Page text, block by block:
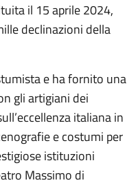
il 15 aprile 2024,
declinazioni della
e ha fornito una
gli artigiani dei
italiana in
e costumi per
istituzioni
Massimo di